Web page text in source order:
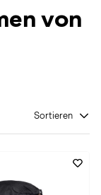
von
Sortieren